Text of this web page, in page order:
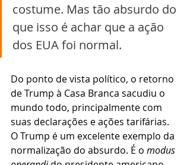
costume. Mas tão absurdo do
que isso é achar que a ação
dos EUA foi normal.
Do ponto de vista político, o retorno
de Trump à Casa Branca sacudiu o
mundo todo, principalmente com
suas declarações e ações tarifárias.
O Trump é um excelente exemplo da
normalização do absurdo. É o modus